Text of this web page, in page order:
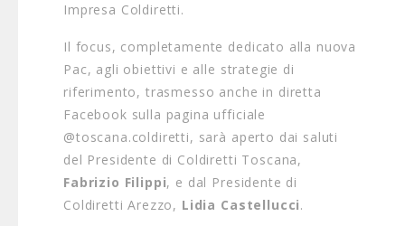
Impresa Coldiretti.
Il focus, completamente dedicato alla nuova
Pac, agli obiettivi e alle strategie di
riferimento, trasmesso anche in diretta
Facebook sulla pagina ufficiale
@toscana.coldiretti, sarà aperto dai saluti
del Presidente di Coldiretti Toscana,
Fabrizio Filippi, e dal Presidente di
Coldiretti Arezzo, Lidia Castellucci.